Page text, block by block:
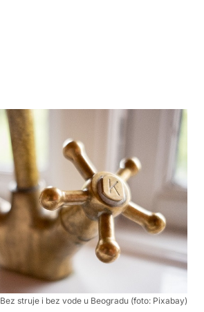
Bez struje i bez vode u Beogradu (foto: Pixabay)